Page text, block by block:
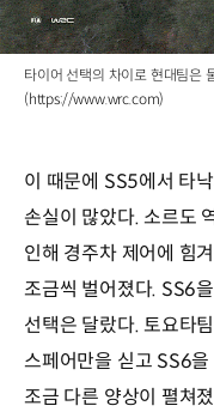
타이어 선택의 차이로 현대팀은
(https://www.wrc.com)
이 때문에 SS5에서 타
손실이 많았다. 소르도
인해 경주차 제어에 힘
조금씩 벌어졌다. SS6
선택은 달랐다. 토요타
스페어만을 싣고 SS6
조금 다른 양상이 펼쳐